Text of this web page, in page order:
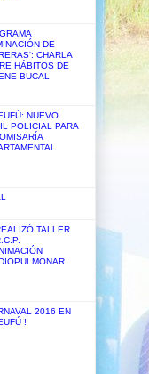
DE
CHARLA
HÁBITOS DE
BUCAL
NUEVO
POLICIAL PARA
TALLER
2016 EN
!